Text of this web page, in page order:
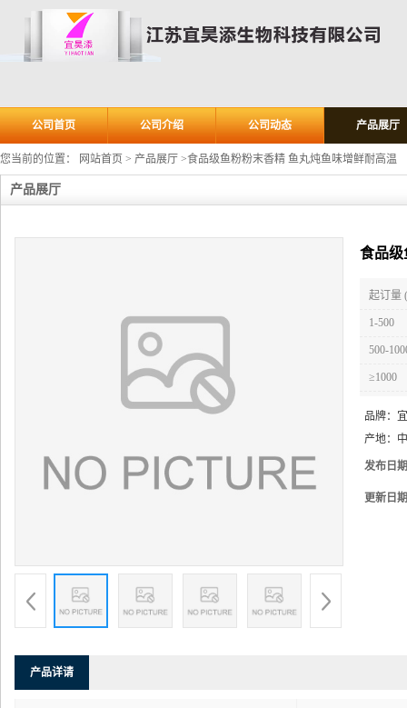
公司首页 公司介绍 公司动态 产品展厅
您当前的位置： 网站首页 > 产品展厅 >食品级鱼粉粉末香精 鱼丸炖鱼味增鲜耐高温
产品展厅
食品级
起订量
1-500
500-
≥1000
品牌：
产地：
发布日
更新日
产品详请